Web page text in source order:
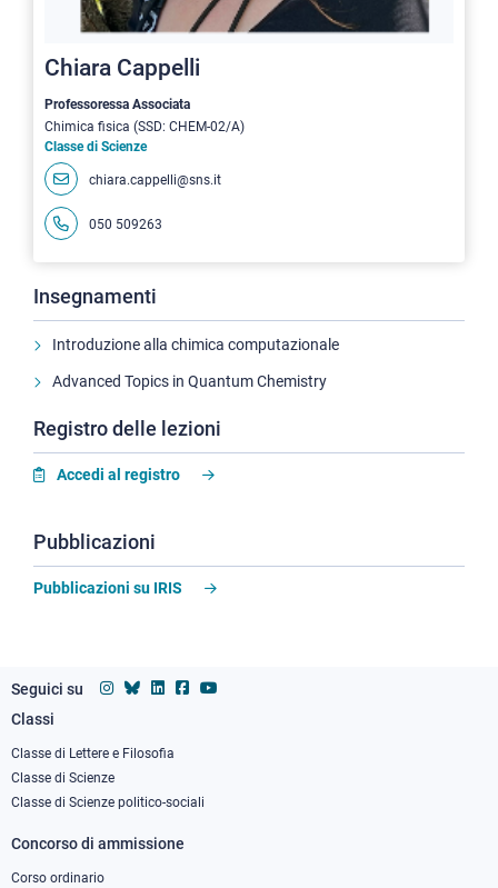
Chiara Cappelli
Professoressa Associata
Chimica fisica (SSD: CHEM-02/A)
Classe di Scienze
chiara.cappelli@sns.it
050 509263
Insegnamenti
Introduzione alla chimica computazionale
Advanced Topics in Quantum Chemistry
Registro delle lezioni
Accedi al registro
Pubblicazioni
Pubblicazioni su IRIS
Seguici su
Footer
column
1
Classi
Classe di Lettere e Filosofia
Classe di Scienze
Classe di Scienze politico-sociali
Concorso di ammissione
Corso ordinario